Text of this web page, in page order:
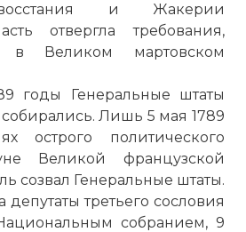
и Жакерии
отвергла требования,
в Великом мартовском
годы Генеральные штаты
Лишь 5 мая 1789
острого политического
Великой французской
созвал Генеральные штаты.
депутаты третьего сословия
собранием, 9